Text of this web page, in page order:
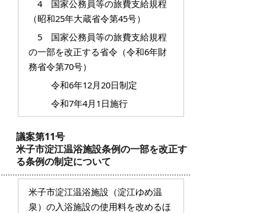
4 国家公務員等の旅費支給規程
（昭和25年大蔵省令第45号）
5 国家公務員等の旅費支給規程
の一部を改正する省令（令和6年財
務省令第70号）
令和6年12月20日制定
令和7年4月1日施行
議案第11号
米子市淀江温浴施設条例の一部を改正す
る条例の制定について
米子市淀江温浴施設（淀江ゆめ温
泉）の入浴施設の使用料を改めるほ